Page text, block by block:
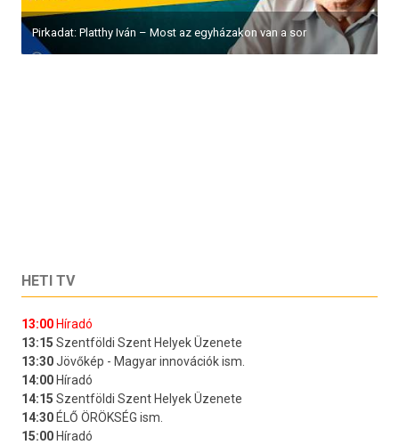
Pirkadat: Platthy Iván – Most az egyházakon van a sor
HETI TV